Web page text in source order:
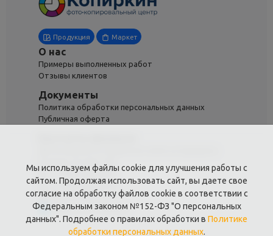
Продукция Маркет
О нас
Примеры выполненных работ
Отзывы клиентов
Документы
Политика обработки персональных данных
Публичная оферта
Руднева 20 офис 306
+7 (985) 548-96-87
+7 (985) 548-96-87
kopirkin24@mail.ru
Написать в Telegram
Мы используем файлы cookie для улучшения работы с
сайтом. Продолжая использовать сайт, вы даете свое
согласие на обработку файлов cookie в соответствии с
Федеральным законом №152-ФЗ "О персональных
данных". Подробнее о правилах обработки в Политике
обработки персональных данных.